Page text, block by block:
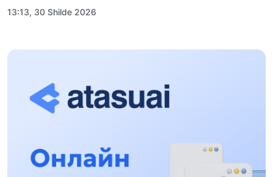
13:13, 30 Shilde 2026
Asqat Asylbekov: Kúshti bılikke kúshti tulǵalar
12:01, 28 Shilde 2026
16:15, 27 Shilde 2026